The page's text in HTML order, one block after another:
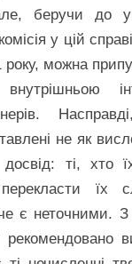
беручи до
у цій
року, можна
не як
досвід: ті, хто
їх
є неточними. З
рекомендовано